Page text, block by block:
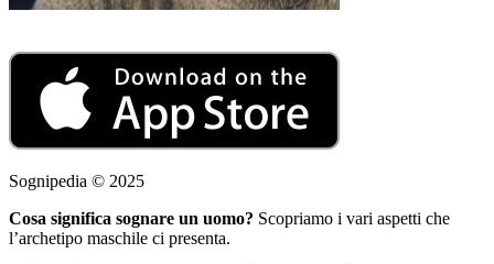
Sognipedia © 2025
Cosa significa sognare un uomo? Scopriamo i vari aspetti che
l’archetipo maschile ci presenta.